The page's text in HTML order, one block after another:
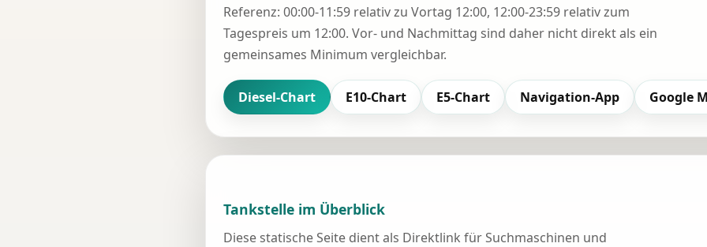
Referenz: 00:00-11:59 relativ zu Vortag 12:00, 12:00-23:59 relativ zum
Tagespreis um 12:00. Vor- und Nachmittag sind daher nicht direkt als ein
gemeinsames Minimum vergleichbar.
Diesel-Chart E10-Chart E5-Chart Navigation-App Google
Tankstelle im Überblick
Diese statische Seite dient als Direktlink für Suchmaschinen und